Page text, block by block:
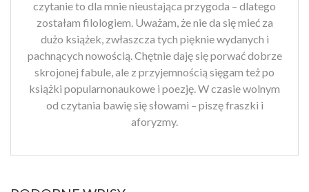
czytanie to dla mnie nieustająca przygoda – dlatego
zostałam filologiem. Uważam, że nie da się mieć za
dużo książek, zwłaszcza tych pięknie wydanych i
pachnących nowością. Chętnie daję się porwać dobrze
skrojonej fabule, ale z przyjemnością sięgam też po
książki popularnonaukowe i poezję. W czasie wolnym
od czytania bawię się słowami – piszę fraszki i
aforyzmy.